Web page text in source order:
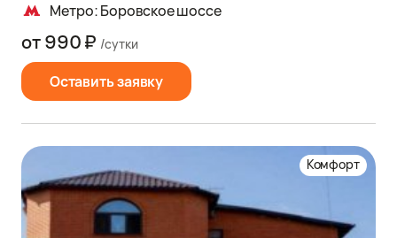
Метро: Боровское шоссе
Оставить заявку
от 990 ₽ /сутки
Комфорт